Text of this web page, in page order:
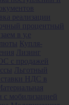
реализации
процентный
в у.е
Купля-
Лизинг
с продажей
Льготный
ставки НДС в
с мобилизацией